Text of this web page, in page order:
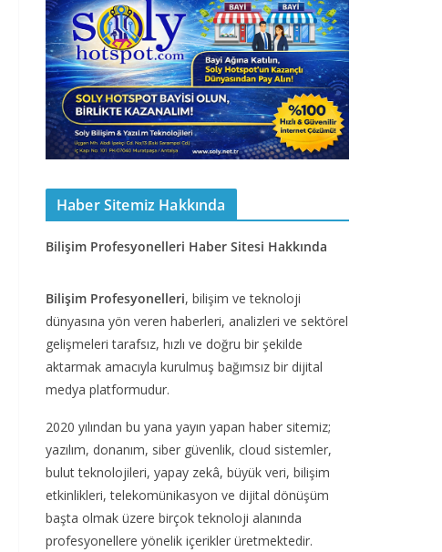
Haber Sitemiz Hakkında
Bilişim Profesyonelleri Haber Sitesi Hakkında
Bilişim Profesyonelleri, bilişim ve teknoloji
dünyasına yön veren haberleri, analizleri ve sektörel
gelişmeleri tarafsız, hızlı ve doğru bir şekilde
aktarmak amacıyla kurulmuş bağımsız bir dijital
medya platformudur.
2020 yılından bu yana yayın yapan haber sitemiz;
yazılım, donanım, siber güvenlik, cloud sistemler,
bulut teknolojileri, yapay zekâ, büyük veri, bilişim
etkinlikleri, telekomünikasyon ve dijital dönüşüm
başta olmak üzere birçok teknoloji alanında
profesyonellere yönelik içerikler üretmektedir.